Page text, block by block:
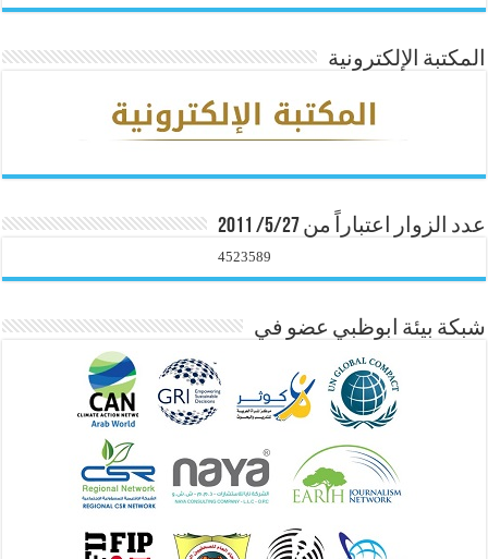
المكتبة الإلكترونية
عدد الزوار اعتباراً من 5/27/ 2011
4523589
شبكة بيئة ابوظبي عضو في